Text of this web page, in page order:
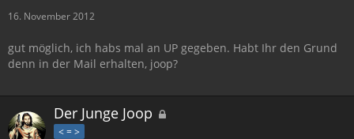
16. November 2012
gut möglich, ich habs mal an UP gegeben. Habt Ihr den Grund
denn in der Mail erhalten, joop?
Der Junge Joop
< = >